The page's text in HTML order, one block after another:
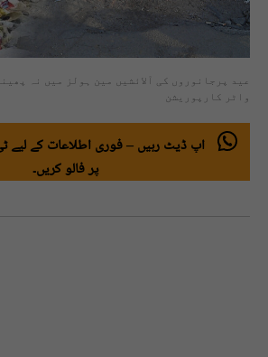
عید پرجانوروں کی آلائشیں مین ہولز میں نہ
واٹر کارپوریشن
اپ ڈیٹ رہیں – فوری اطلاعات کے لیے
پر فالو کریں۔